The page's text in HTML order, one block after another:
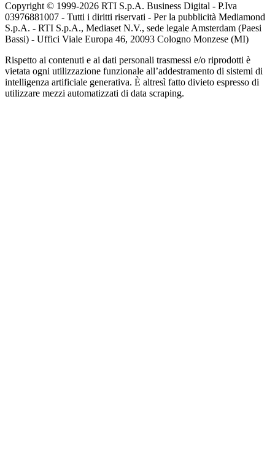
Copyright © 1999-2026 RTI S.p.A. Business Digital - P.Iva
03976881007 - Tutti i diritti riservati - Per la pubblicità Mediamond
S.p.A. - RTI S.p.A., Mediaset N.V., sede legale Amsterdam (Paesi
Bassi) - Uffici Viale Europa 46, 20093 Cologno Monzese (MI)
Rispetto ai contenuti e ai dati personali trasmessi e/o riprodotti è
vietata ogni utilizzazione funzionale all’addestramento di sistemi di
intelligenza artificiale generativa. È altresì fatto divieto espresso di
utilizzare mezzi automatizzati di data scraping.